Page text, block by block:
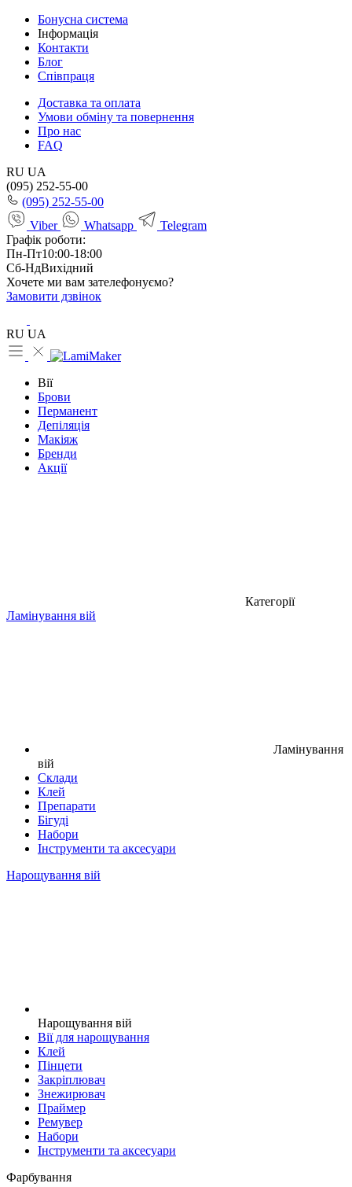
Бонусна система
Інформація
Контакти
Блог
Співпраця
Доставка та оплата
Умови обміну та повернення
Про нас
FAQ
RU UA
(095) 252-55-00
(095) 252-55-00
Viber
Whatsapp
Telegram
Графік роботи:
Пн-Пт10:00-18:00
Сб-НдВихідний
Хочете ми вам зателефонуємо?
Замовити дзвінок
RU UA
Вії
Брови
Перманент
Депіляція
Макіяж
Бренди
Акції
Категорії
Ламінування вій
Ламінування
вій
Склади
Клей
Препарати
Бігуді
Набори
Інструменти та аксесуари
Нарощування вій
Нарощування вій
Вії для нарощування
Клей
Пінцети
Закріплювач
Знежирювач
Праймер
Ремувер
Набори
Інструменти та аксесуари
Фарбування